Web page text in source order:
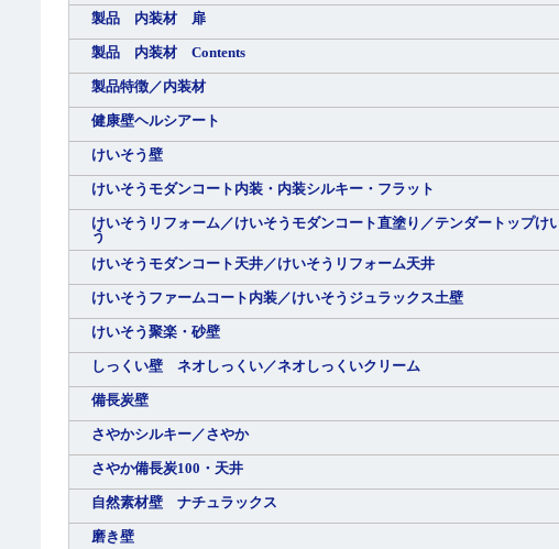
製品 内装材 扉
製品 内装材 Contents
製品特徴／内装材
健康壁ヘルシアート
けいそう壁
けいそうモダンコート内装・内装シルキー・フラット
けいそうリフォーム／けいそうモダンコート直塗り／テンダートップけ
う
けいそうモダンコート天井／けいそうリフォーム天井
けいそうファームコート内装／けいそうジュラックス土壁
けいそう聚楽・砂壁
しっくい壁 ネオしっくい／ネオしっくいクリーム
備長炭壁
さやかシルキー／さやか
さやか備長炭100・天井
自然素材壁 ナチュラックス
磨き壁